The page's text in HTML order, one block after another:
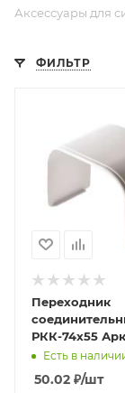
Аксессуары для
ФИЛЬТР
Переходник
РКК-74х55
Ruvinil ПРС-
Есть в
50.02 ₽/шт